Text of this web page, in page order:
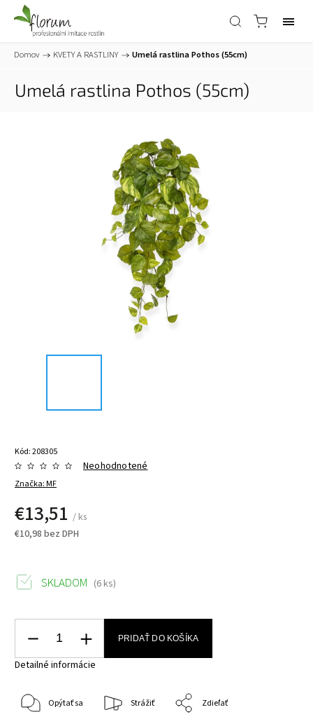
Domov / KVETY A RASTLINY / Umelá rastlina Pothos (55cm)
Umelá rastlina Pothos (55cm)
Kód:208305
Značka:MF
Neohodnotené
€13,51 / ks
€10,98 bez DPH
SKLADOM (6 ks)
PRIDAŤ DO KOŠÍKA
Detailné informácie
Opýtať sa Strážiť Zdieľať